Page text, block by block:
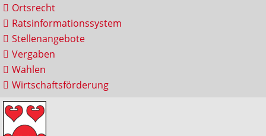
Ortsrecht
Ratsinformationssystem
Stellenangebote
Vergaben
Wahlen
Wirtschaftsförderung